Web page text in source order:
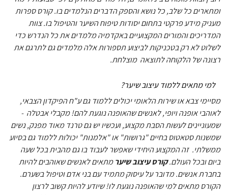
ומתארים כל שלב, כל נושא והספק הדברים הנלמדים בו. קורס ספרות
מעניק מידע פרקטי בתחום יסודות טיפוח השיער והטיפול בו. צוות
המדריכים והמורים המקצועיים באקדמיה מלמדים את כל הנדרש כדי
לשלוט לא רק בטכניקות לביצוע תספורות אלה מלמדים גם לתרגם את
רצונה של הלקוחה לתוצאה מוצלחת.
למי מתאים ללמוד עיצוב שיער?
מסיימי צבא או שירות הלאומי יכולים ללמוד גם ע"ח הפיקדון הצבאי,
לאוהבי אופנה ויופי, לאנשים שהאופנה נוגעת להם! מקבלי אבטלה -
שמעוניינים לעשות הסבת מקצוע, ועכשיו יש גם טרנד מאוד מפנק, נשים
שמשנות סטאטוס בחיים "גרושות" או "אלמנות" יכולות ללמוד גם בסיוע
ממשלתי. זה המקצוע היחידי שאפשר לעבוד בו גם מהבית בכל שעה
ביום ובכל העולם.קורס עיצוב שיערמתאים לאנשים שאוהבים להיות
בחברת אנשים. מדובר על עיסוק מתמיד עם בני אדם וטיפול בשערם.
הקורסמתאים למי שהאופנה נוגעת לו! שיודע להיות קשוב לרצון